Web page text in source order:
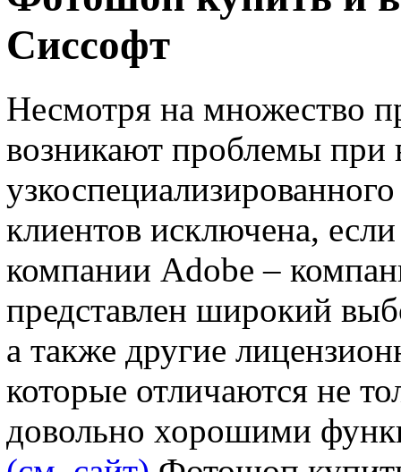
Сиссофт
Несмотря на множество
возникают проблемы при
клиентов исключена,
компании Adobe –
представлен широкий
а также другие
которые отличаются не
довольно хорошими